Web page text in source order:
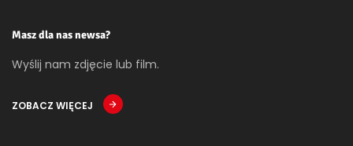
Masz dla nas newsa?
Wyślij nam zdjęcie lub film.
ZOBACZ WIĘCEJ